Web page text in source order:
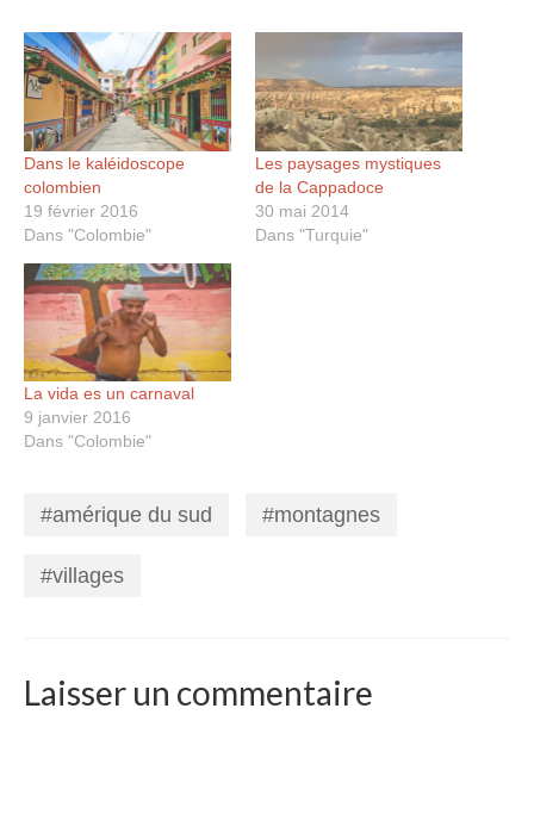
Dans le kaléidoscope
colombien
19 février 2016
Dans "Colombie"
Les paysages mystiques
de la Cappadoce
30 mai 2014
Dans "Turquie"
La vida es un carnaval
9 janvier 2016
Dans "Colombie"
amérique du sud montagnes
villages
Laisser un commentaire